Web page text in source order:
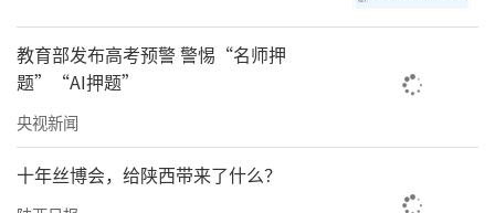
教育部发布高考预警 警惕“名师押
题”“AI押题”
央视新闻
十年丝博会，给陕西带来了什么？